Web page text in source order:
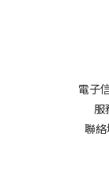
電子
服
聯